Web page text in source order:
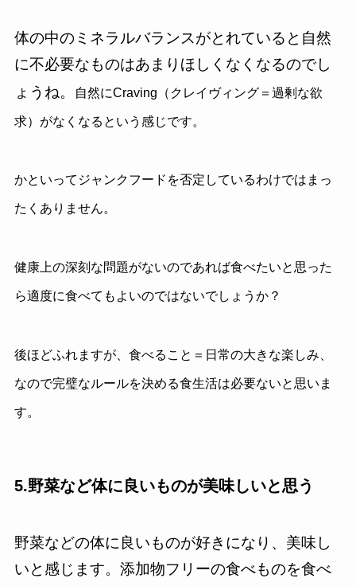
体の中のミネラルバランスがとれていると自然
に不必要なものはあまりほしくなくなるのでし
ょうね。
自然にCraving（クレイヴィング＝過剰な欲
求）がなくなるという感じです。
かといってジャンクフードを否定しているわけではまっ
たくありません。
健康上の深刻な問題がないのであれば食べたいと思った
ら適度に食べてもよいのではないでしょうか？
後ほどふれますが、食べること＝日常の大きな楽しみ、
なので完璧なルールを決める食生活は必要ないと思いま
す。
5.野菜など体に良いものが美味しいと思う
野菜などの体に良いものが好きになり、美味し
いと感じます。添加物フリーの食べものを食べ